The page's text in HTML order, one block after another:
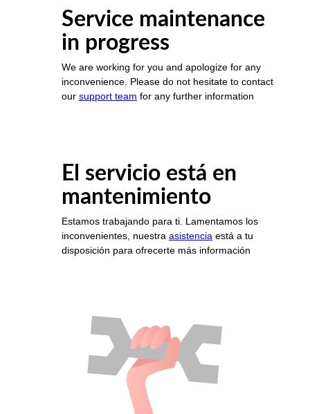
Service maintenance
in progress
We are working for you and apologize for any
inconvenience. Please do not hesitate to contact
our support team for any further information
El servicio está en
mantenimiento
Estamos trabajando para ti. Lamentamos los
inconvenientes, nuestra asistencia está a tu
disposición para ofrecerte más información